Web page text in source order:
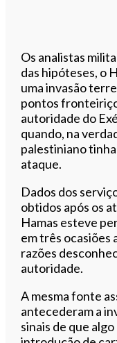
Os analistas
das hipóteses, o
uma invasão
pontos
autoridade do
quando, na
palestiniano
ataque.
Dados dos
obtidos após os
Hamas esteve
em três ocasiões
razões
autoridade.
A mesma fonte
antecederam a
sinais de que